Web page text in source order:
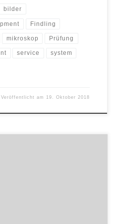
bilder
Findling
mikroskop Prüfung
service system
Veröffentlicht am 19. Oktober 2018